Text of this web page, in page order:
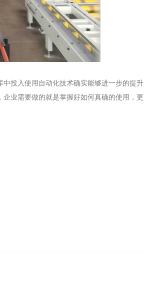
投入使用自动化技术确实能够进一步的提升
业需要做的就是掌握好如何真确的使用，更